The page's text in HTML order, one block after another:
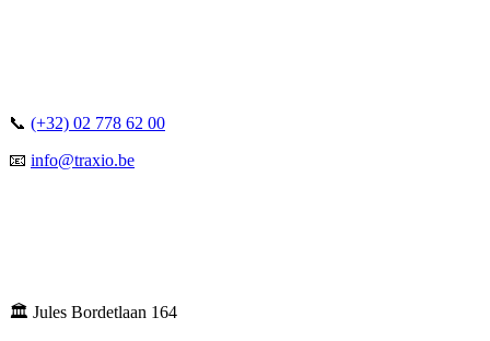
📞 (+32) 02 778 62 00
📧 info@traxio.be
🏛️ Jules Bordetlaan 164